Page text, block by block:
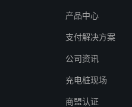
产品中心
支付解决方案
公司资讯
充电桩现场
商盟认证